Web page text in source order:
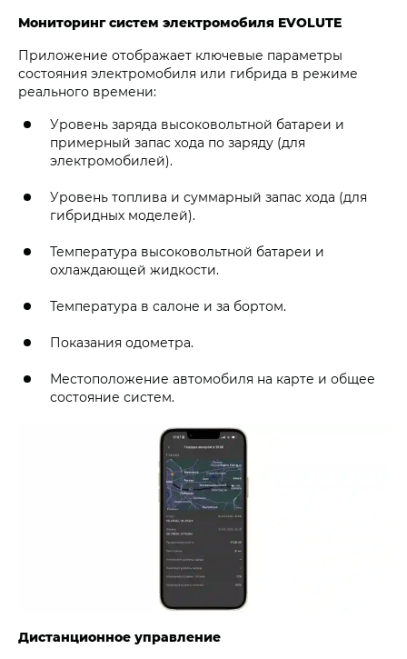
Мониторинг систем электромобиля EVOLUTE
Приложение отображает ключевые параметры
состояния электромобиля или гибрида в режиме
реального времени:
Уровень заряда высоковольтной батареи и
примерный запас хода по заряду (для
электромобилей).
Уровень топлива и суммарный запас хода (для
гибридных моделей).
Температура высоковольтной батареи и
охлаждающей жидкости.
Температура в салоне и за бортом.
Показания одометра.
Местоположение автомобиля на карте и общее
состояние систем.
Дистанционное управление